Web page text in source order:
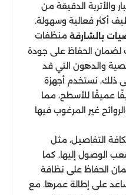
والأتربة الدقيقة من
أكثر فعالية وسهولة.
بالشارقة منظفات
الحفاظ على جودة
والدهون التي قد
ذلك، نستخدم أجهزة
عميقًا للأسطح، مما
غير المرغوب فيها
التفاصيل، مثل
الوصول إليها. كما
الحفاظ على نظافة
على إطالة عمرها. مع